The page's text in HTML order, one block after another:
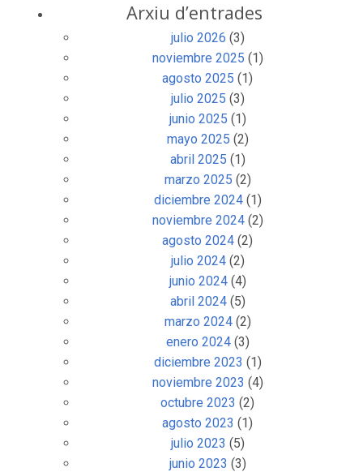
Arxiu d’entrades
julio 2026 (3)
noviembre 2025 (1)
agosto 2025 (1)
julio 2025 (3)
junio 2025 (1)
mayo 2025 (2)
abril 2025 (1)
marzo 2025 (2)
diciembre 2024(1)
noviembre 2024(2)
agosto 2024 (2)
julio 2024(2)
junio 2024(4)
abril 2024(5)
marzo 2024(2)
enero 2024(3)
diciembre 2023 (1)
noviembre 2023 (4)
octubre 2023 (2)
agosto 2023 (1)
julio 2023 (5)
junio 2023 (3)